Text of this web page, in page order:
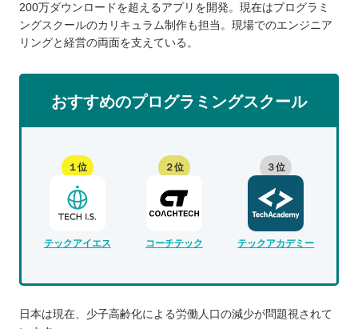
200万ダウンロードを超えるアプリを開発。現在はプログラミ
ングスクールのカリキュラム制作も担当。現場でのエンジニア
リングと経営の両面を支えている。
おすすめのプログラミングスクール
１位
テックアイエス
２位
コーチテック
３位
テックアカデミー
日本は現在、少子高齢化による労働人口の減少が問題視されて